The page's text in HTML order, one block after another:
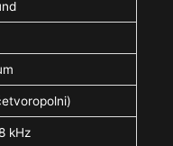
kHz